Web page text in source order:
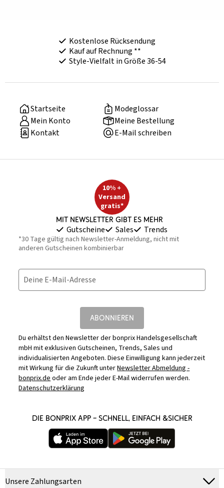
Kostenlose Rücksendung
Kauf auf Rechnung **
Style-Vielfalt in Größe 36-54
Startseite
Modeglossar
Mein Konto
Meine Bestellung
Kontakt
E-Mail schreiben
10% +
Versand
gratis*
Mit Newsletter gibt es mehr
Gutscheine Sales Trends
*30 Tage gültig nach Newsletter-Anmeldung, nicht mit
anderen Gutscheinen kombinierbar
Deine E-Mail-Adresse
ABONNIEREN
Du erhältst den Newsletter der bonprix Handelsgesellschaft
mbH mit exklusiven Gutscheinen, Trends, Sales und
individualisierten Angeboten. Diese Einwilligung kann jederzeit
mit Wirkung für die Zukunft unterNewsletter Abmeldung -
bonprix.deoder am Ende jeder E-Mail widerrufen werden.
Datenschutzerklärung
DIE BONPRIX APP – SCHNELL, EINFACH &SICHER
Unsere Zahlungsarten